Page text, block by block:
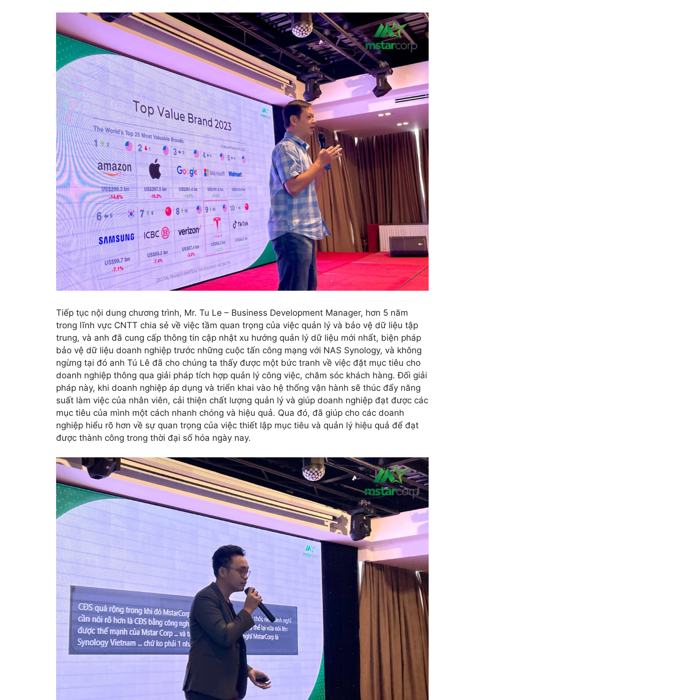
Tiếp tục nội dung chương trình, Mr. Tu Le – Business Development Manager, hơn 5 năm
trong lĩnh vực CNTT chia sẻ về việc tầm quan trọng của việc quản lý và bảo vệ dữ liệu tập
trung, và anh đã cung cấp thông tin cập nhật xu hướng quản lý dữ liệu mới nhất, biện pháp
bảo vệ dữ liệu doanh nghiệp trước những cuộc tấn công mạng với NAS Synology, và không
ngừng tại đó anh Tú Lê đã cho chúng ta thấy được một bức tranh về việc đặt mục tiêu cho
doanh nghiệp thông qua giải pháp tích hợp quản lý công việc, chăm sóc khách hàng. Đối giải
pháp này, khi doanh nghiệp áp dụng và triển khai vào hệ thống vận hành sẽ thúc đẩy năng
suất làm việc của nhân viên, cải thiện chất lượng quản lý và giúp doanh nghiệp đạt được các
mục tiêu của mình một cách nhanh chóng và hiệu quả. Qua đó, đã giúp cho các doanh
nghiệp hiểu rõ hơn về sự quan trọng của việc thiết lập mục tiêu và quản lý hiệu quả để đạt
được thành công trong thời đại số hóa ngày nay.